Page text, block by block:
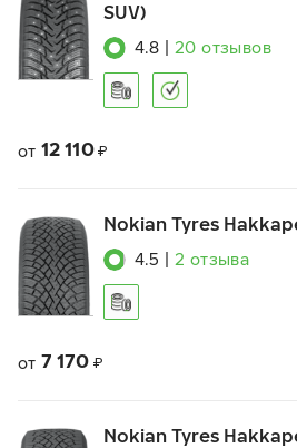
SUV)
4.8 20 отзывов
от 12 110 ₽
Nokian Tyres
4.5 2 отзыва
от 7 170 ₽
Nokian Tyres